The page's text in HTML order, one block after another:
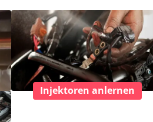
Injektoren anlernen